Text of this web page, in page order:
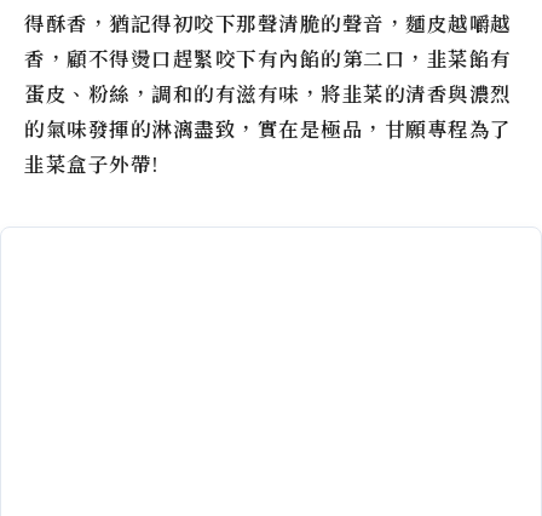
得酥香，猶記得初咬下那聲清脆的聲音，麵皮越嚼越
香，顧不得燙口趕緊咬下有內餡的第二口，韭菜餡有
蛋皮、粉絲，調和的有滋有味，將韭菜的清香與濃烈
的氣味發揮的淋漓盡致，實在是極品，甘願專程為了
韭菜盒子外帶!